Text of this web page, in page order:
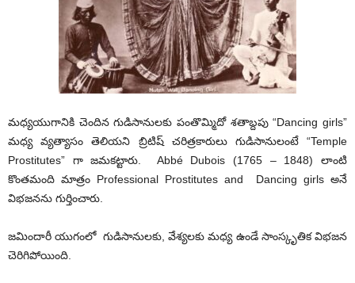
మధ్యయుగానికి చెందిన గుడిసానులకు పంతొమ్మిదో శతాబ్దపు “Dancing girls”
మధ్య వ్యత్యాసం తెలియని బ్రిటిష్ చరిత్రకారులు గుడిసానులంటే “Temple
Prostitutes” గా జమకట్టారు. Abbé Dubois (1765 – 1848) లాంటి
కొంతమంది మాత్రం Professional Prostitutes and Dancing girls అనే
విభజనను గుర్తించారు.
జమిందారీ యుగంలో గుడిసానులకు, వేశ్యలకు మధ్య ఉండే సాంస్కృతిక విభజన
చెరిగిపోయింది.